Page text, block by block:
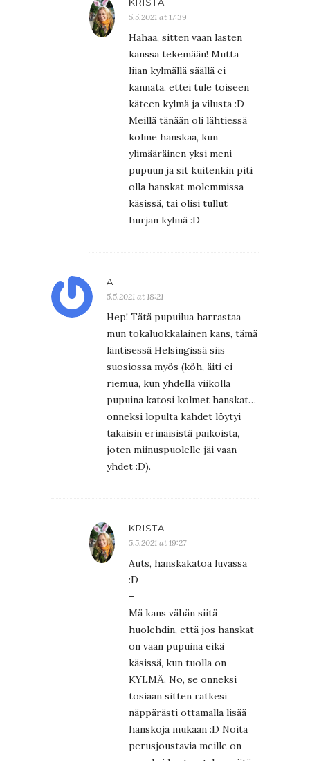
5.5.2021 at 17:39
Hahaa, sitten vaan lasten
kanssa tekemään! Mutta
liian kylmällä säällä ei
kannata, ettei tule toiseen
käteen kylmä ja vilusta :D
Meillä tänään oli lähtiessä
kolme hanskaa, kun
ylimääräinen yksi meni
pupuun ja sit kuitenkin piti
olla hanskat molemmissa
käsissä, tai olisi tullut
hurjan kylmä :D
A
5.5.2021 at 18:21
Hep! Tätä pupuilua harrastaa
mun tokaluokkalainen kans, tämä
läntisessä Helsingissä siis
suosiossa myös (köh, äiti ei
riemua, kun yhdellä viikolla
pupuina katosi kolmet hanskat…
onneksi lopulta kahdet löytyi
takaisin erinäisistä paikoista,
joten miinuspuolelle jäi vaan
yhdet :D).
KRISTA
5.5.2021 at 19:27
Auts, hanskakatoa luvassa
:D
–
Mä kans vähän siitä
huolehdin, että jos hanskat
on vaan pupuina eikä
käsissä, kun tuolla on
KYLMÄ. No, se onneksi
tosiaan sitten ratkesi
näppärästi ottamalla lisää
hanskoja mukaan :D Noita
perusjoustavia meille on